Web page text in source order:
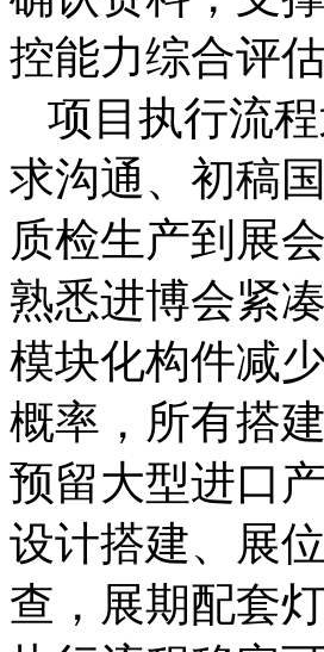
控能力综合评估
项目执行流
求沟通、初稿
质检生产到展
熟悉进博会紧
模块化构件减
概率，所有搭
预留大型进口
设计搭建、展
查，展期配套